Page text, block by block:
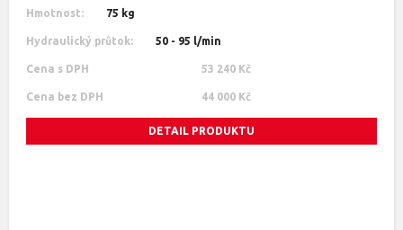
Hmotnost: 75 kg
Hydraulický průtok: 50 - 95 l/min
Cena s DPH 53 240 Kč
Cena bez DPH 44 000 Kč
DETAIL PRODUKTU